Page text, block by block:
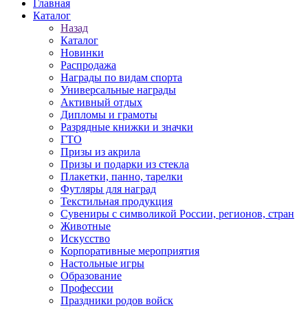
Главная
Каталог
Назад
Каталог
Новинки
Распродажа
Награды по видам спорта
Универсальные награды
Активный отдых
Дипломы и грамоты
Разрядные книжки и значки
ГТО
Призы из акрила
Призы и подарки из стекла
Плакетки, панно, тарелки
Футляры для наград
Текстильная продукция
Сувениры с символикой России, регионов, стран
Животные
Искусство
Корпоративные мероприятия
Настольные игры
Образование
Профессии
Праздники родов войск